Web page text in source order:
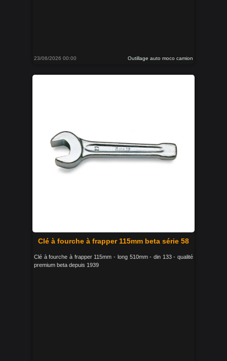
23/06/2026 00:00 Outillage auto moco camion
Clé à fourche à frapper 115mm beta série 58
Clé à fourche à frapper 115mm - long 510mm - din 133 - qualité
premium beta depuis 1939